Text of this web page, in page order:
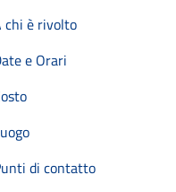
chi è rivolto
e Orari
di contatto